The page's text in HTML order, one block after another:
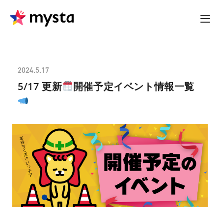
2024.5.17
5/17 更新 開催予定イベント情報一覧